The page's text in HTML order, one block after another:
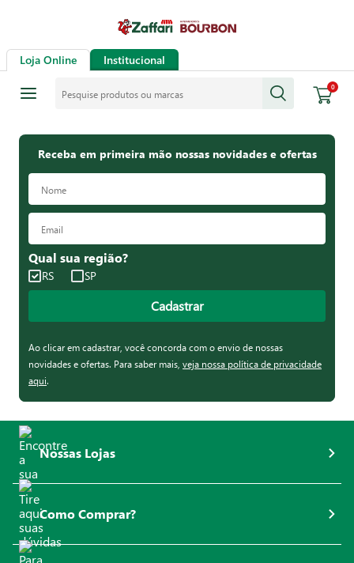
Loja Online Institucional
0
Receba em primeira mão nossas novidades e ofertas
Qual sua região?
RS SP
Cadastrar
Ao clicar em cadastrar, você concorda com o envio de nossas
novidades e ofertas. Para saber mais, veja nossa política de privacidade
aqui.
Nossas Lojas
Como Comprar?